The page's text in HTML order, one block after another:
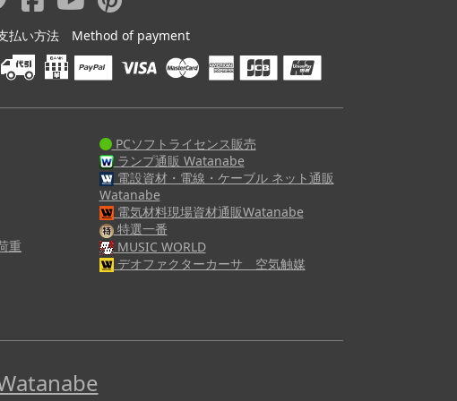
払い方法 Method of payment
重
PCソフトライセンス販売
ランプ通販 Watanabe
電設資材・電線・ケーブル ネット通販
Watanabe
電気材料現場資材通販Watanabe
特選一番
MUSIC WORLD
デオファクターカーサ 空気触媒